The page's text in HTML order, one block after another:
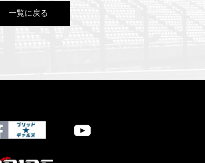
一覧に戻る